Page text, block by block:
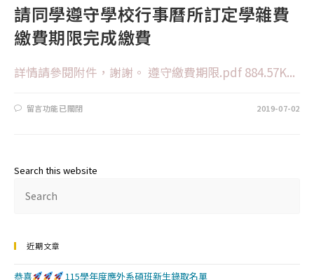
請同學遵守學校行事曆所訂定學雜費
繳費期限完成繳費
詳情請參閱附件，謝謝。 遵守繳費期限.pdf 884.57K...
留言功能已關閉 2019-07-02
Search this website
近期文章
恭喜
115學年度應外系碩班新生錄取名單